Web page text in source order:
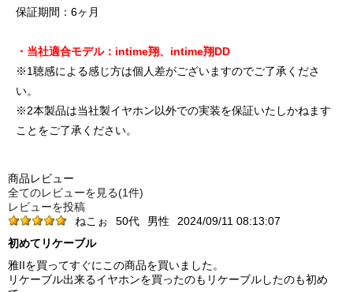
保証期間：6ヶ月
・当社適合モデル：intime翔、intime翔DD
※1聴感による感じ方は個人差がございますのでご了承くださ
い。
※2本製品は当社製イヤホン以外での実装を保証いたしかねます
ことをご了承ください。
商品レビュー
全てのレビューを見る(1件)
レビューを投稿
ねこぉ
50代 男性
2024/09/11 08:13:07
初めてリケーブル
雅IIを買ってすぐにこの商品を買いました。
リケーブル出来るイヤホンを買ったのもリケーブルしたのも初め